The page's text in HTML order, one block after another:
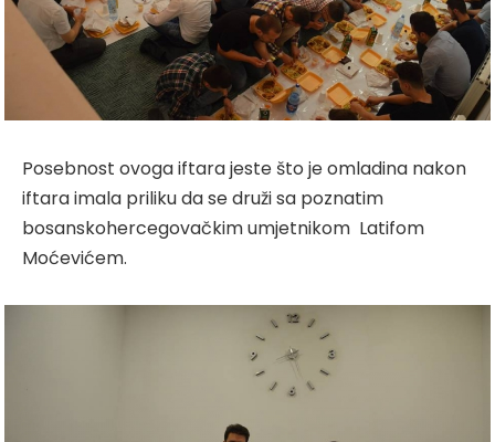
Posebnost ovoga iftara jeste što je omladina nakon
iftara imala priliku da se druži sa poznatim
bosanskohercegovačkim umjetnikom Latifom
Moćevićem.